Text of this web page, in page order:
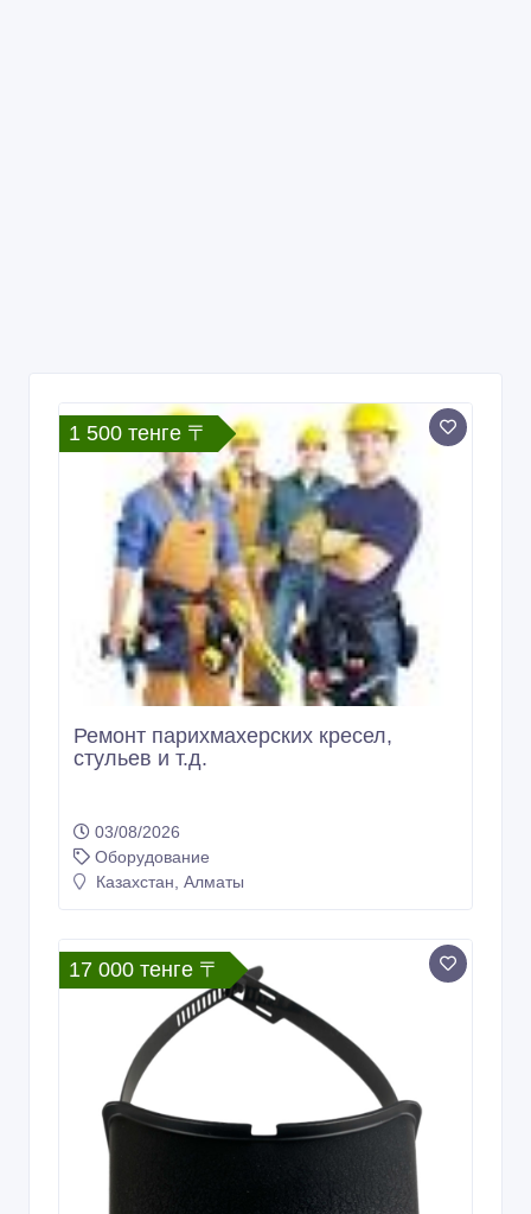
1 500 тенге 〒
Ремонт парихмахерских кресел,
стульев и т.д.
03/08/2026
Оборудование
Казахстан, Алматы
17 000 тенге 〒